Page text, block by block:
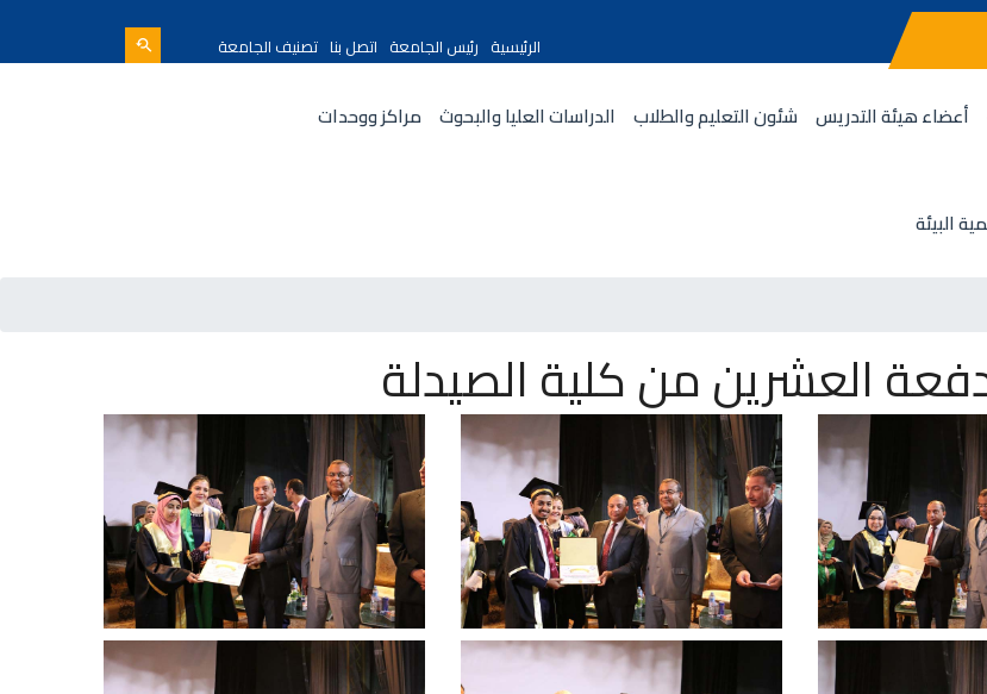
الرئيسية رئيس الجامعة اتصل بنا تصنيف الجامعة
أعضاء هيئة التدريس شئون التعليم والطلاب الدراسات العليا والبحوث مراكز ووحدات
البيئة
العشرين من كلية الصيدلة